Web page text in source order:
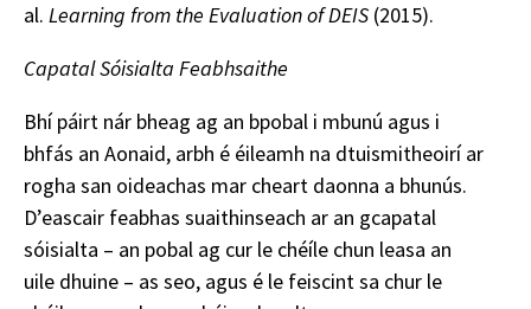
al. Learning from the Evaluation of DEIS (2015).
Capatal Sóisialta Feabhsaithe
Bhí páirt nár bheag ag an bpobal i mbunú agus i
bhfás an Aonaid, arbh é éileamh na dtuismitheoirí ar
rogha san oideachas mar cheart daonna a bhunús.
D’eascair feabhas suaithinseach ar an gcapatal
sóisialta – an pobal ag cur le chéíle chun leasa an
uile dhuine – as seo, agus é le feiscint sa chur le